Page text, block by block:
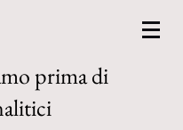
prima di